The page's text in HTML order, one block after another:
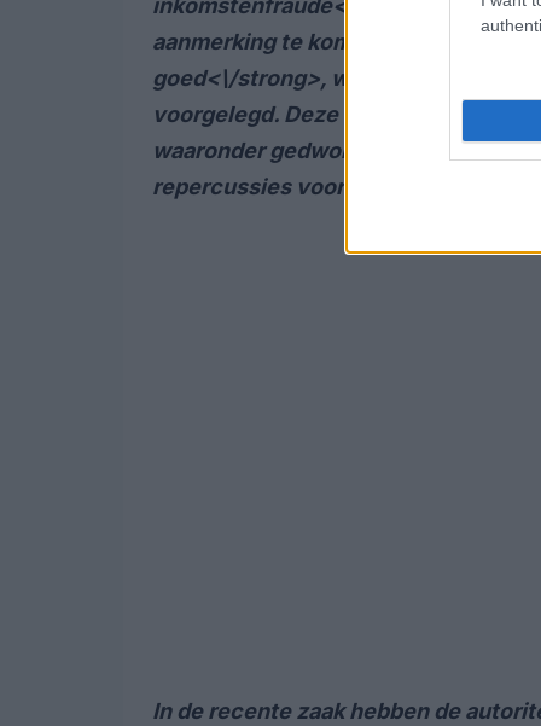
inkomstenfraude<\/strong>,
aanmerking te komen voor grotere
goed<\/strong>, waarbij
voorgelegd. Deze frauduleuze
waaronder gedwongen verkopen,
repercussies voor de
In de recente zaak hebben de